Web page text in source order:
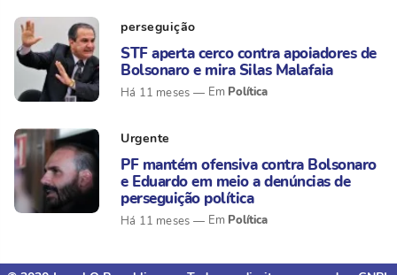
perseguição
STF aperta cerco contra apoiadores de
Bolsonaro e mira Silas Malafaia
Há 11 meses Política
Urgente
PF mantém ofensiva contra Bolsonaro
e Eduardo em meio a denúncias de
perseguição política
Há 11 meses Política